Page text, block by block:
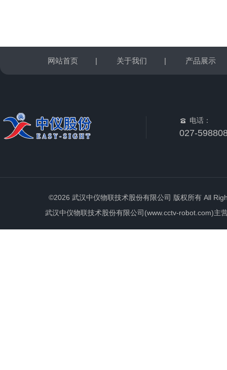
网站首页 | 关于我们 | 产品展示
电话：
027-
©2026 武汉中仪物联技术股份有限公司 版权所有 All
武汉中仪物联技术股份有限公司(www.cctv-robot.com)主